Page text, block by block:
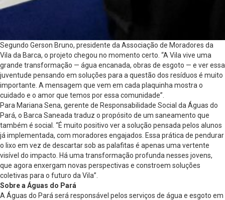
Segundo Gerson Bruno, presidente da Associação de Moradores da
Vila da Barca, o projeto chegou no momento certo. “A Vila vive uma
grande transformação — água encanada, obras de esgoto — e ver essa
juventude pensando em soluções para a questão dos resíduos é muito
importante. A mensagem que vem em cada plaquinha mostra o
cuidado e o amor que temos por essa comunidade”.
Para Mariana Sena, gerente de Responsabilidade Social da Águas do
Pará, o Barca Saneada traduz o propósito de um saneamento que
também é social. “É muito positivo ver a solução pensada pelos alunos
já implementada, com moradores engajados. Essa prática de pendurar
o lixo em vez de descartar sob as palafitas é apenas uma vertente
visível do impacto. Há uma transformação profunda nesses jovens,
que agora enxergam novas perspectivas e constroem soluções
coletivas para o futuro da Vila”.
Sobre a Águas do Pará
A Águas do Pará será responsável pelos serviços de água e esgoto em